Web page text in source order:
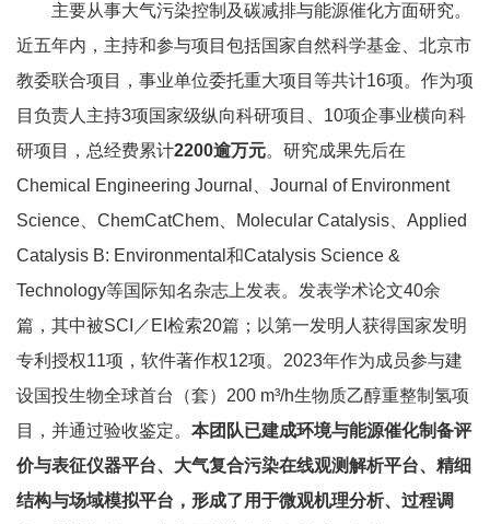
生
就
教
育
师
资
主要从事大气污染控制及碳减排与能源催化方面研究。
近五年内，主持和参与项目包括国家自然科学基金、北京市
教委联合项目，事业单位委托重大项目等共计16项。作为项
目负责人主持3项国家级纵向科研项目、 10项企事业横向科
研项目，总经费累计2200逾万元。研究成果先后在
Chemical Engineering Journal
Journal of Environment
Science
ChemCatChem Molecular Catalysis
Applied
Catalysis B: Environmental 和Catalysis Science &
Technology等国际知名杂志上发表。发表学术论文40余
篇，其中被SCI ／ EI 检索20篇；以第一发明人获得国家发明
专利授权11项，软件著作权12项。 2023年作为成员参与建
设国投生物全球首台（套） 200 m³/h生物质乙醇重整制氢项
目，并通过验收鉴定。 本团队已建成环境与能源催化制备评
价与表征仪器平台、大气复合污染在线观测解析平台、精细
结构与场域模拟平台，形成了用于微观机理分析、过程调